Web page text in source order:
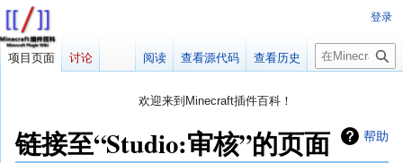
欢迎来到Minecraft插件百科！
带您快速熟悉百科编辑！
因近日遭受攻击，百科现已限制编辑，有意编辑请加入插件百科企
帮助
链接至“Studio:审核”的页面
登录
项目页面 讨论 阅读 查看源代码 查看历史
搜
索